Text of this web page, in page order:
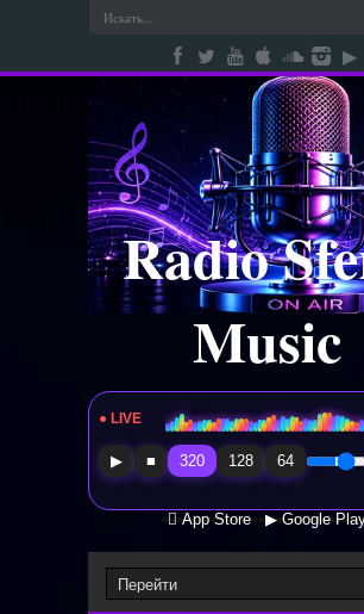
Radio
Music
● LIVE
▶ ■ 320 128 64
 App Store ▶ Google